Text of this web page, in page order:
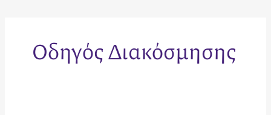
Οδηγός Διακόσμησης